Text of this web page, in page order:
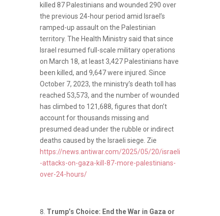
killed 87 Palestinians and wounded 290 over
the previous 24-hour period amid Israel’s
ramped-up assault on the Palestinian
territory. The Health Ministry said that since
Israel resumed full-scale military operations
on March 18, at least 3,427 Palestinians have
been killed, and 9,647 were injured. Since
October 7, 2023, the ministry’s death toll has
reached 53,573, and the number of wounded
has climbed to 121,688, figures that don’t
account for thousands missing and
presumed dead under the rubble or indirect
deaths caused by the Israeli siege. Zie
https://news.antiwar.com/2025/05/20/israeli
-attacks-on-gaza-kill-87-more-palestinians-
over-24-hours/
Trump’s Choice: End the War in Gaza or